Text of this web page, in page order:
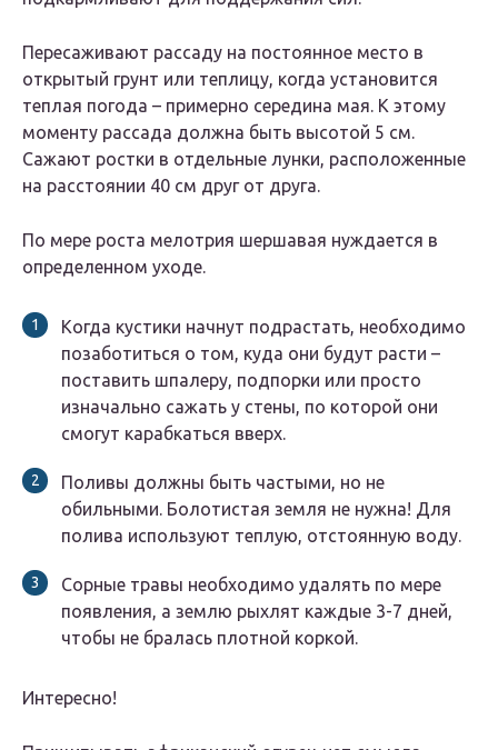
Пересаживают рассаду на постоянное место в
открытый грунт или теплицу, когда установится
теплая погода – примерно середина мая. К этому
моменту рассада должна быть высотой 5 см.
Сажают ростки в отдельные лунки, расположенные
на расстоянии 40 см друг от друга.
По мере роста мелотрия шершавая нуждается в
определенном уходе.
Когда кустики начнут подрастать, необходимо
позаботиться о том, куда они будут расти –
поставить шпалеру, подпорки или просто
изначально сажать у стены, по которой они
смогут карабкаться вверх.
Поливы должны быть частыми, но не
обильными. Болотистая земля не нужна! Для
полива используют теплую, отстоянную воду.
Сорные травы необходимо удалять по мере
появления, а землю рыхлят каждые 3-7 дней,
чтобы не бралась плотной коркой.
Интересно!